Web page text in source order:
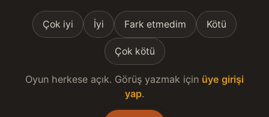
Çok iyi İyi Fark etmedim Kötü
Çok kötü
Oyun herkese açık. Görüş yazmak için üye girişi
yap.